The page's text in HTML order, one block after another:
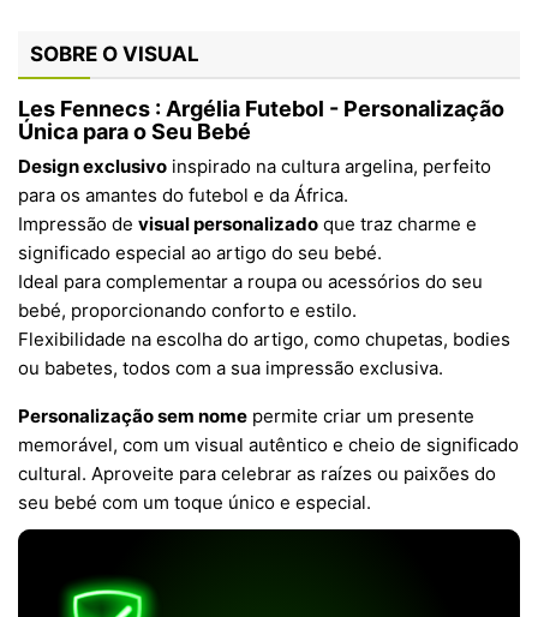
SOBRE O VISUAL
Les Fennecs : Argélia Futebol - Personalização
Única para o Seu Bebé
Design exclusivo inspirado na cultura argelina, perfeito
para os amantes do futebol e da África.
Impressão de visual personalizado que traz charme e
significado especial ao artigo do seu bebé.
Ideal para complementar a roupa ou acessórios do seu
bebé, proporcionando conforto e estilo.
Flexibilidade na escolha do artigo, como chupetas, bodies
ou babetes, todos com a sua impressão exclusiva.
Personalização sem nome permite criar um presente
memorável, com um visual autêntico e cheio de significado
cultural. Aproveite para celebrar as raízes ou paixões do
seu bebé com um toque único e especial.